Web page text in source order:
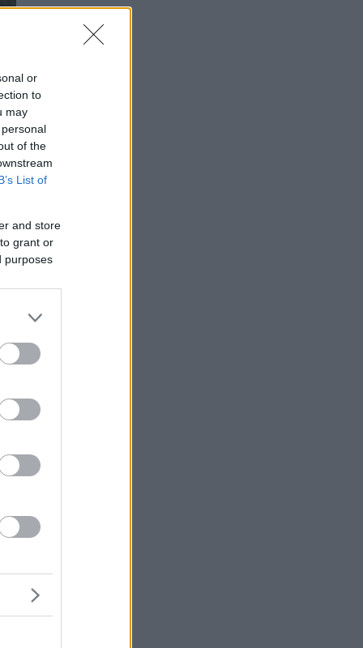
or
to
may
of the
List of
and store
grant or
purposes
.